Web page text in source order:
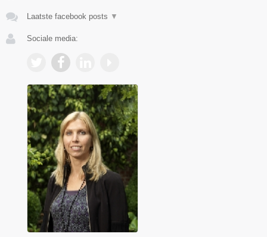
Laatste facebook posts ▼
Sociale media: